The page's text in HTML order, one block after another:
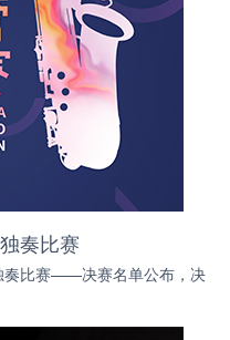
奏比赛
奏比赛——决赛名单公布，决